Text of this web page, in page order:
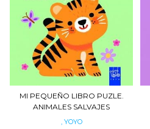
MI PEQUEÑO LIBRO PUZLE.
ANIMALES SALVAJES
, YOYO